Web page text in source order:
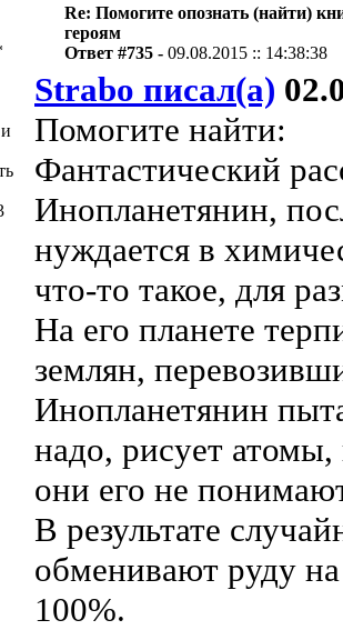
Re: Помогите опознать (найти)
героям
Ответ #735 -09.08.2015 :: 14:38:38
Strabo писал(а)
Помогите найти:
Фантастический
Инопланетянин,
нуждается в
что-то такое, для
На его планете
землян,
Инопланетянин
надо, рисует
они его не
В результате
обменивают руду
100%.